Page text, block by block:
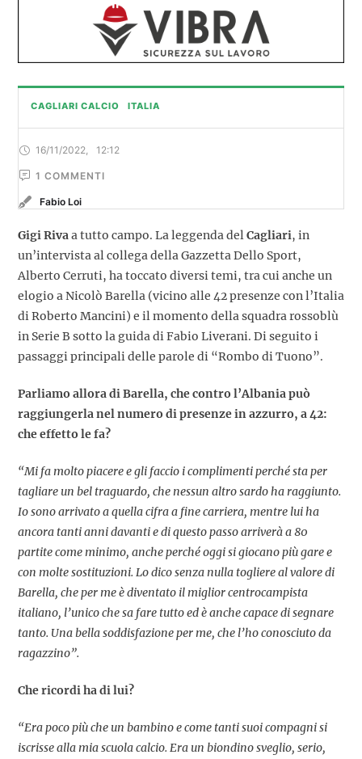
CAGLIARI CALCIO ITALIA
16/11/2022 12:12
1 COMMENTI
Fabio Loi
Gigi Rivaa tutto campo. La leggenda delCagliari, in
un’intervista al collega della Gazzetta Dello Sport,
Alberto Cerruti, ha toccato diversi temi, tra cui anche un
elogio a Nicolò Barella (vicino alle 42 presenze con l’Italia
di Roberto Mancini) e il momento della squadra rossoblù
in Serie B sotto la guida di Fabio Liverani. Di seguito i
passaggi principali delle parole di “Rombo di Tuono”.
Parliamo allora di Barella, che contro l’Albania può
raggiungerla nel numero di presenze in azzurro, a 42:
che effetto le fa?
“Mi fa molto piacere e gli faccio i complimenti perché sta per
tagliare un bel traguardo, che nessun altro sardo ha raggiunto.
Io sono arrivato a quella cifra a fine carriera, mentre lui ha
ancora tanti anni davanti e di questo passo arriverà a 80
partite come minimo, anche perché oggi si giocano più gare e
con molte sostituzioni. Lo dico senza nulla togliere al valore di
Barella, che per me è diventato il miglior centrocampista
italiano, l’unico che sa fare tutto ed è anche capace di segnare
tanto. Una bella soddisfazione per me, che l’ho conosciuto da
ragazzino”.
Che ricordi ha di lui?
“Era poco più che un bambino e come tanti suoi compagni si
iscrisse alla mia scuola calcio. Era un biondino sveglio, serio,